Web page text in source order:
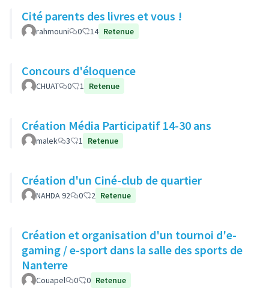
Cité parents des livres et vous !
rahmouni 0 14 Retenue
Concours d'éloquence
CHUAT 0 1 Retenue
Création Média Participatif 14-30 ans
malek 3 1 Retenue
Création d'un Ciné-club de quartier
NAHDA 92 0 2 Retenue
Création et organisation d'un tournoi d'e-
gaming / e-sport dans la salle des sports de
Nanterre
Couapel 0 0 Retenue